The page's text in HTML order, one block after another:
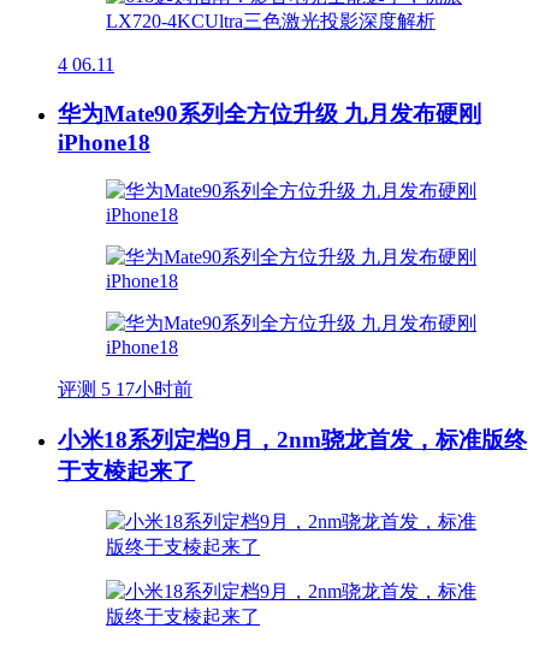
4 06.11
华为Mate90系列全方位升级 九月发布硬刚
iPhone18
评测 5 17小时前
小米18系列定档9月，2nm骁龙首发，标准版终
于支棱起来了